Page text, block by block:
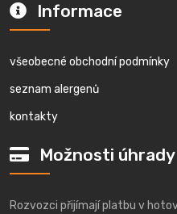
Informace
všeobecné obchodní podmínky
seznam alergenů
kontakty
Možnosti úhrady
Rozvozci přijímají platbu v